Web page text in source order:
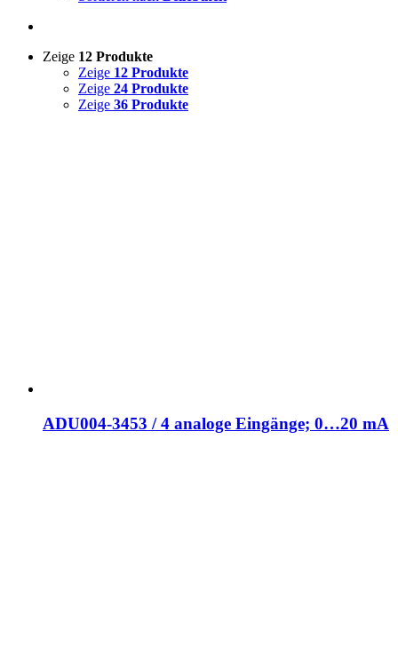
Zeige 12 Produkte
Zeige 12 Produkte
Zeige 24 Produkte
Zeige 36 Produkte
ADU004-3453 / 4 analoge Eingänge; 0…20 mA